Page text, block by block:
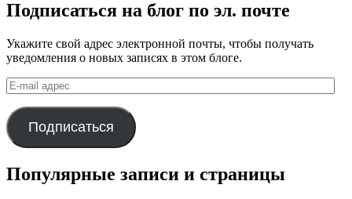
Подписаться на блог по эл. почте
Укажите свой адрес электронной почты, чтобы получать
уведомления о новых записях в этом блоге.
E-
mail
адрес
Подписаться
Популярные записи и страницы